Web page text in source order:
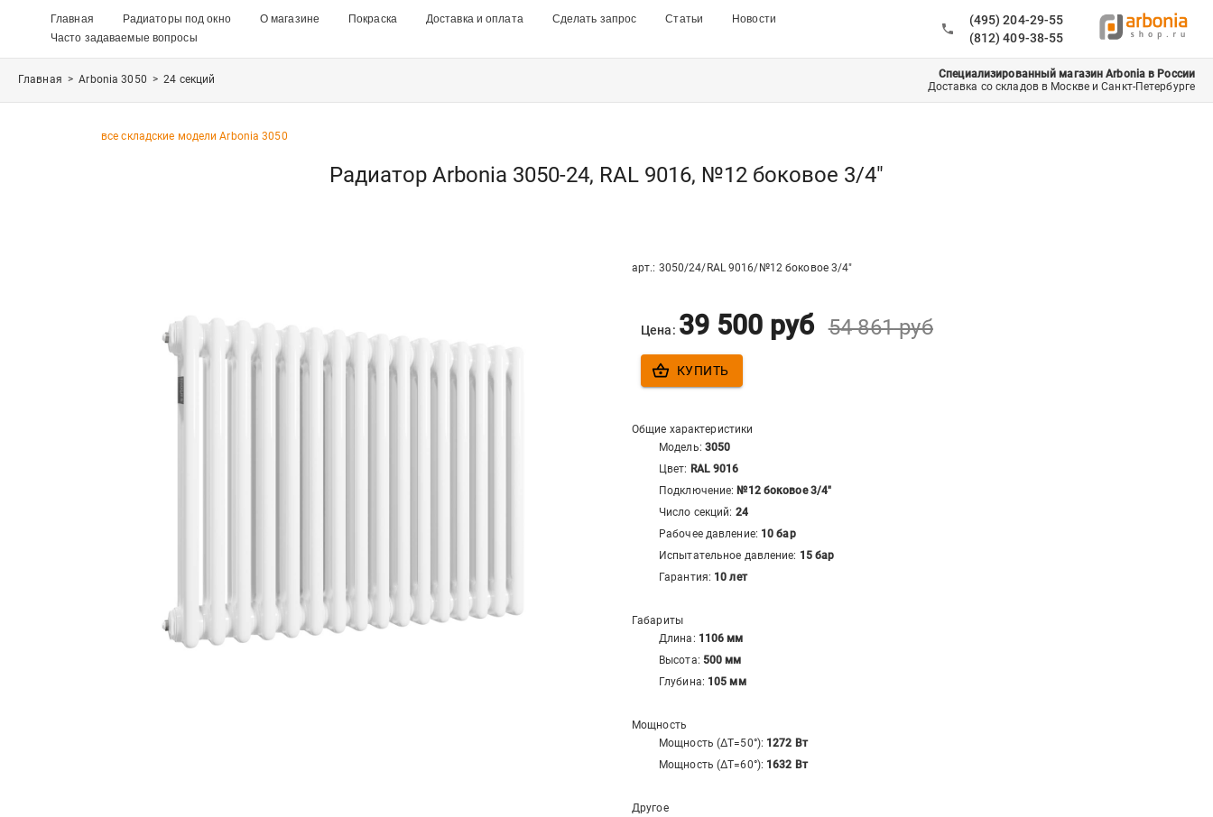
Главная Радиаторы под окно О магазине Покраска Доставка и оплата Сделать запрос Статьи
Новости
Часто задаваемые вопросы
(495) 204-29-55
(812) 409-38-55
Главная >Arbonia 3050 >24 секций
Специализированный магазин Arbonia в России
Доставка со складов в Москве и Санкт-Петербурге
все складские модели Arbonia 3050
Радиатор Arbonia 3050-24, RAL 9016, №12 боковое 3/4"
арт.: 3050/24/RAL 9016/№12 боковое 3/4"
Цена: 39 500 руб 54 861руб
КУПИТЬ
Общие характеристики
Модель: 3050
Цвет: RAL 9016
Подключение: №12 боковое 3/4"
Число секций: 24
Рабочее давление: 10 бар
Испытательное давление: 15 бар
Гарантия: 10 лет
Габариты
Длина: 1106 мм
Высота: 500 мм
Глубина: 105 мм
Мощность
Мощность (ΔT=50°): 1272 Вт
Мощность (ΔT=60°): 1632 Вт
Другое